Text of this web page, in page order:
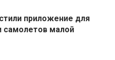
приложение для
самолетов малой